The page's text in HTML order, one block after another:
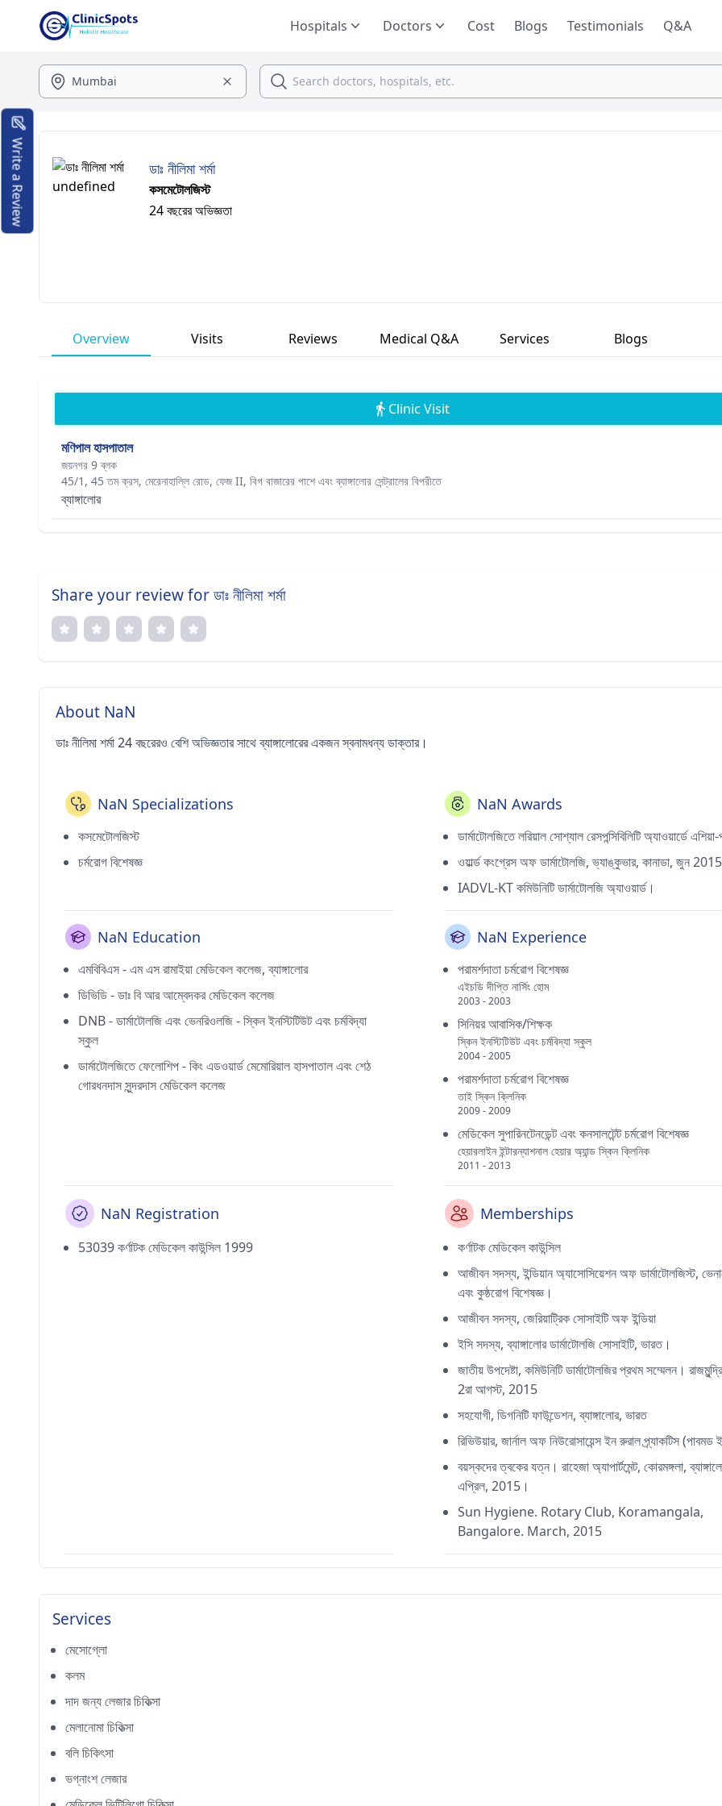
Hospitals Doctors Cost Blogs Testimonials Q&A
ডাঃ নীলিমা শর্মা
কসমেটোলজিস্ট
24 বছরের অভিজ্ঞতা
Overview Visits Reviews Medical Q&A Services Blogs
Clinic Visit
মণিপাল হাসপাতাল
জয়নগর 9 ব্লক
45/1, 45 তম ক্রস, মেরেনাহাল্লি রোড, ফেজ II, বিগ বাজারের পাশে এবং ব্যাঙ্গালোর সেন্ট্রালের বিপরীতে
ব্যাঙ্গালোর
Share your review for ডাঃ নীলিমা শর্মা
About NaN
ডাঃ নীলিমা শর্মা 24 বছরেরও বেশি অভিজ্ঞতার সাথে ব্যাঙ্গালোরের একজন স্বনামধন্য ডাক্তার।
NaN Specializations
কসমেটোলজিস্ট
চর্মরোগ বিশেষজ্ঞ
NaN Awards
ডার্মাটোলজিতে লরিয়াল সোশ্যাল রেসপন্সিবিলিটি অ্যাওয়ার্ডে
ওয়ার্ল্ড কংগ্রেস অফ ডার্মাটোলজি, ভ্যাঙ্কুভার, কানাডা, জুন 2015
IADVL-KT কমিউনিটি ডার্মাটোলজি অ্যাওয়ার্ড।
NaN Education
এমবিবিএস - এম এস রামাইয়া মেডিকেল কলেজ, ব্যাঙ্গালোর
ডিভিডি - ডাঃ বি আর আম্বেদকর মেডিকেল কলেজ
DNB - ডার্মাটোলজি এবং ভেনরিওলজি - স্কিন ইনস্টিটিউট এবং চর্মবিদ্যা
স্কুল
ডার্মাটোলজিতে ফেলোশিপ - কিং এডওয়ার্ড মেমোরিয়াল হাসপাতাল এবং শেঠ
গোরধনদাস সুন্দরদাস মেডিকেল কলেজ
NaN Experience
পরামর্শদাতা চর্মরোগ বিশেষজ্ঞ
এইচডি দীপ্তি নার্সিং হোম
2003 - 2003
সিনিয়র আবাসিক/শিক্ষক
স্কিন ইনস্টিটিউট এবং চর্মবিদ্যা স্কুল
2004 - 2005
পরামর্শদাতা চর্মরোগ বিশেষজ্ঞ
তাই স্কিন ক্লিনিক
2009 - 2009
মেডিকেল সুপারিনটেনডেন্ট এবং কনসালটেন্ট চর্মরোগ বিশেষজ্ঞ
হেয়ারলাইন ইন্টারন্যাশনাল হেয়ার অ্যান্ড স্কিন ক্লিনিক
2011 - 2013
NaN Registration
53039 কর্ণাটক মেডিকেল কাউন্সিল 1999
Memberships
কর্ণাটক মেডিকেল কাউন্সিল
আজীবন সদস্য, ইন্ডিয়ান অ্যাসোসিয়েশন অফ ডার্মাটোলজিস্ট,
এবং কুষ্ঠরোগ বিশেষজ্ঞ।
আজীবন সদস্য, জেরিয়াট্রিক সোসাইটি অফ ইন্ডিয়া
ইসি সদস্য, ব্যাঙ্গালোর ডার্মাটোলজি সোসাইটি, ভারত।
জাতীয় উপদেষ্টা, কমিউনিটি ডার্মাটোলজির প্রথম সম্মেলন।
2রা আগস্ট, 2015
সহযোগী, ডিগনিটি ফাউন্ডেশন, ব্যাঙ্গালোর, ভারত
রিভিউয়ার, জার্নাল অফ নিউরোসায়েন্স ইন রুরাল প্র্যাকটিস (পাবমড
বয়স্কদের ত্বকের যত্ন। রাহেজা অ্যাপার্টমেন্ট, কোরমঙ্গলা,
এপ্রিল, 2015।
Sun Hygiene. Rotary Club, Koramangala,
Bangalore. March, 2015
Services
মেসোগ্লো
কলম
দাদ জন্য লেজার চিকিত্সা
মেলানোমা চিকিত্সা
বলি চিকিৎসা
ভগ্নাংশ লেজার
Write a Review